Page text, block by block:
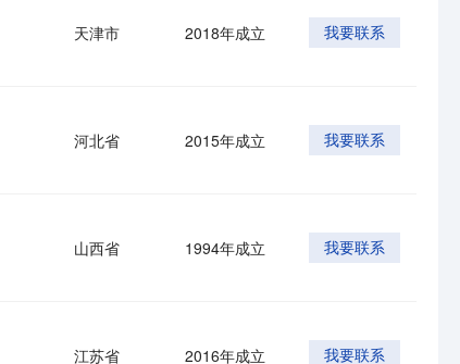
天津市 2018年成立 我要联系
河北省 2015年成立 我要联系
山西省 1994年成立 我要联系
江苏省 2016年成立 我要联系